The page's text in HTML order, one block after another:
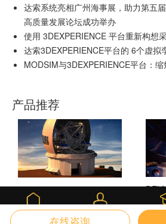
达索系统亮相广州海事展，助力第五
高质量发展论坛成功举办
使用 3DEXPERIENCE 平台重新构想
达索3DEXPERIENCE平台的 6个虚拟
MODSIM与3DEXPERIENCE平台：
产品推荐
SOLIDWORKS 3D CAD
在线咨询